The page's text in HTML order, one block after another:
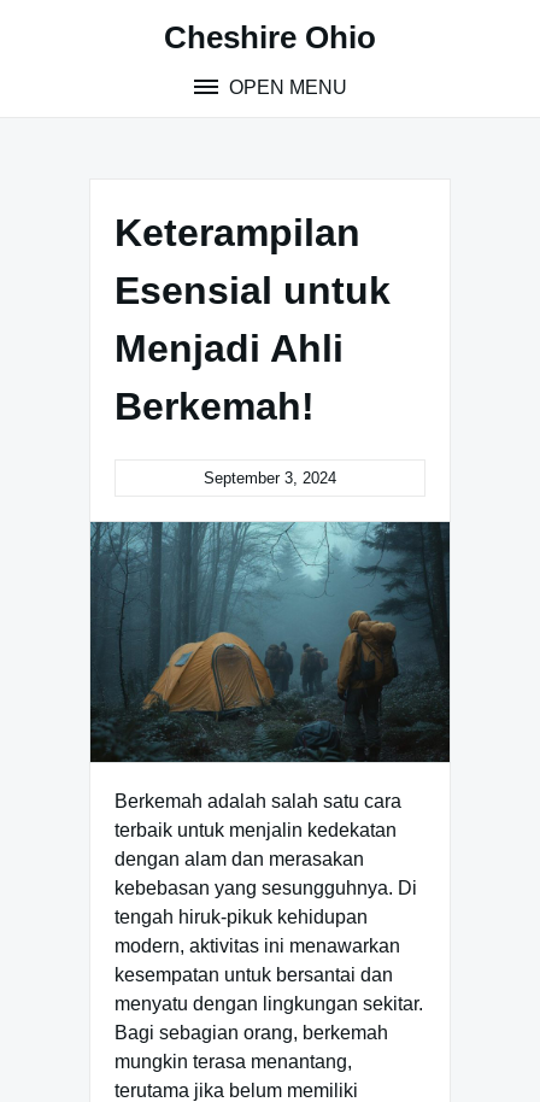
Cheshire Ohio
OPEN MENU
Keterampilan
Esensial untuk
Menjadi Ahli
Berkemah!
September 3, 2024
Berkemah adalah salah satu cara
terbaik untuk menjalin kedekatan
dengan alam dan merasakan
kebebasan yang sesungguhnya. Di
tengah hiruk-pikuk kehidupan
modern, aktivitas ini menawarkan
kesempatan untuk bersantai dan
menyatu dengan lingkungan sekitar.
Bagi sebagian orang, berkemah
mungkin terasa menantang,
terutama jika belum memiliki